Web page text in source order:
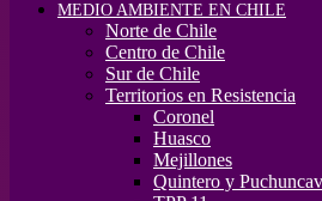
MEDIO AMBIENTE EN CHILE
Norte de Chile
Centro de Chile
Sur de Chile
Territorios en Resistencia
Coronel
Huasco
Mejillones
Quintero y